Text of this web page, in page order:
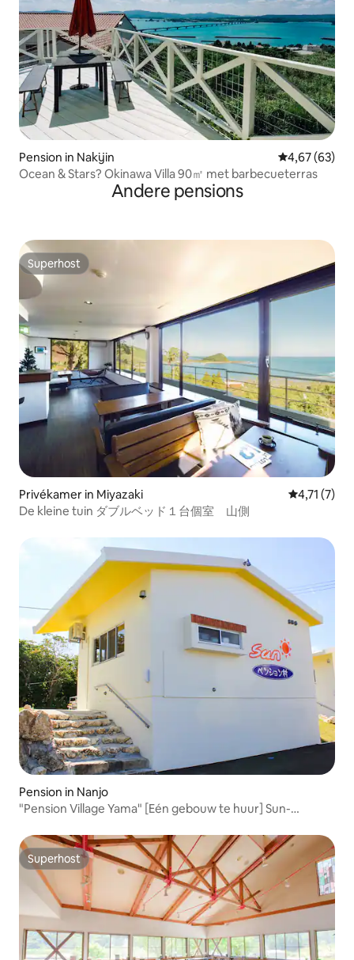
Pension in Nakijin Gemiddelde
4,67 (63)
Ocean & Stars? Okinawa Villa 90㎡ met barbecueterras
Andere pensions
Superhost
Superhost
Privékamer in Miyazaki
4,71 (7)
De kleine tuin ダブルベッド１台個室 山側
Pension in Nanjo
"Pension Village Yama" [Eén gebouw te huur] Sun-
Superhost
Superhost